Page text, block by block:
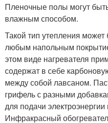
Пленочные полы могут
влажным способом.
Такой тип утепления
любым напольным
этом виде нагревателя
содержат в себе
между собой лавсаном.
грифель с разными
для подачи
Инфракрасный